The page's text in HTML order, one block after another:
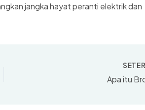
jangka hayat peranti elektrik dan
Apa itu